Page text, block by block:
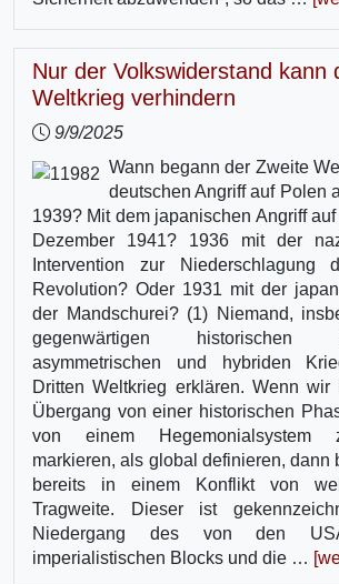
Nur der Volkswiderstand kann
Weltkrieg verhindern
9/9/2025
Wann begann der Zweite
deutschen Angriff auf Polen
1939? Mit dem japanischen Angriff
Dezember 1941? 1936 mit der
Intervention zur Niederschlagung
Revolution? Oder 1931 mit der
der Mandschurei? (1) Niemand,
gegenwärtigen
asymmetrischen und hybriden
Dritten Weltkrieg erklären. Wenn
Übergang von einer historischen
von einem Hegemonialsystem
markieren, als global definieren, dann
bereits in einem Konflikt von
Tragweite. Dieser ist
Niedergang des von den
imperialistischen Blocks und die …